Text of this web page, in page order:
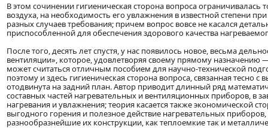
В этом сочинении гигиеническая сторона вопроса
воздуха, на необходимость его увлажнения в известной степени
разных случаев требования; причем вопрос вовсе не касался
приспособленной для обеспечения здорового качества
После того, десять лет спустя, у нас появилось новое, весьма
вентиляции», которое, удовлетворяя своему прямому назначению
может считаться отличным пособием для научно-технической
поэтому и здесь гигиеническая сторона вопроса, связанная тесно
отодвинута на задний план. Автор приводит длинный ряд
составных частей нагревательных и вентиляционных приборов, в
нагревания и увлажнения; теория касается также экономической
выгодного горения и полезное действие нагревательных
разнообразнейшие их конструкции, как теплоемкие так и